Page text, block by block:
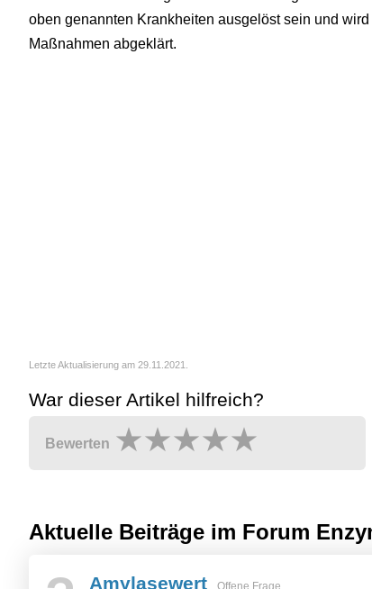
oben genannten Krankheiten ausgelöst sein und
Maßnahmen abgeklärt.
Letzte Aktualisierung am 29.11.2021.
War dieser Artikel hilfreich?
Bewerten
Aktuelle Beiträge im Forum
Amylasewert
Offene Frage